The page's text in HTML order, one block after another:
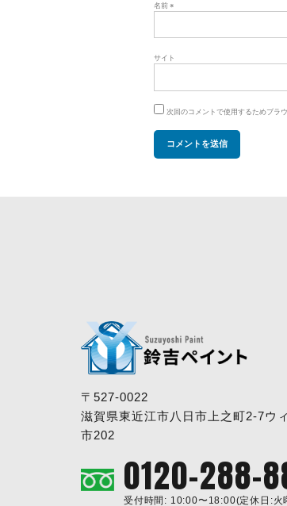
名前※
サイト
次回のコメントで使用するためブラ
〒527-0022
滋賀県東近江市八日市上之町2-7ウ
市202
0120-288-
受付時間: 10:00〜18:00(定休日:火